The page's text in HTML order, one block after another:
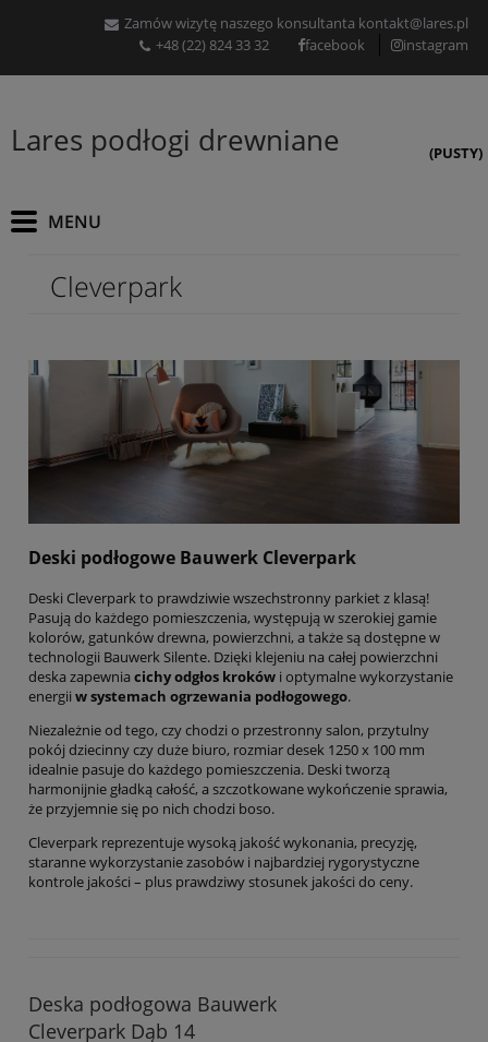
Zamów wizytę naszego konsultanta kontakt@lares.pl
+48 (22) 824 33 32
facebook instagram
Lares podłogi drewniane (PUSTY)
Cleverpark
Deski podłogowe Bauwerk Cleverpark
Deski Cleverpark to prawdziwie wszechstronny parkiet z klasą!
Pasują do każdego pomieszczenia, występują w szerokiej gamie
kolorów, gatunków drewna, powierzchni, a także są dostępne w
technologii Bauwerk Silente. Dzięki klejeniu na całej powierzchni
deska zapewnia cichy odgłos kroków i optymalne wykorzystanie
energii w systemach ogrzewania podłogowego.
Niezależnie od tego, czy chodzi o przestronny salon, przytulny
pokój dziecinny czy duże biuro, rozmiar desek 1250 x 100 mm
idealnie pasuje do każdego pomieszczenia. Deski tworzą
harmonijnie gładką całość, a szczotkowane wykończenie sprawia,
że przyjemnie się po nich chodzi boso.
Cleverpark reprezentuje wysoką jakość wykonania, precyzję,
staranne wykorzystanie zasobów i najbardziej rygorystyczne
kontrole jakości – plus prawdziwy stosunek jakości do ceny.
Deska podłogowa Bauwerk
Cleverpark Dąb 14